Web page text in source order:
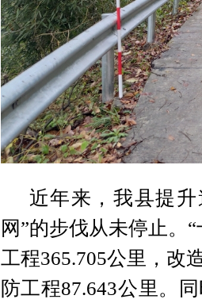
近年来，我县提
网”的步伐从未停止。
工程365.705公里，改
防工程87.643公里。